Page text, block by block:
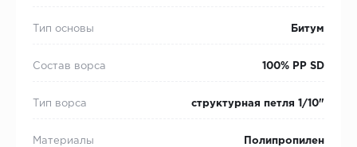
Тип основы Битум
Состав ворса 100% PP SD
Тип ворса структурная петля 1/10"
Материалы
Полипропилен